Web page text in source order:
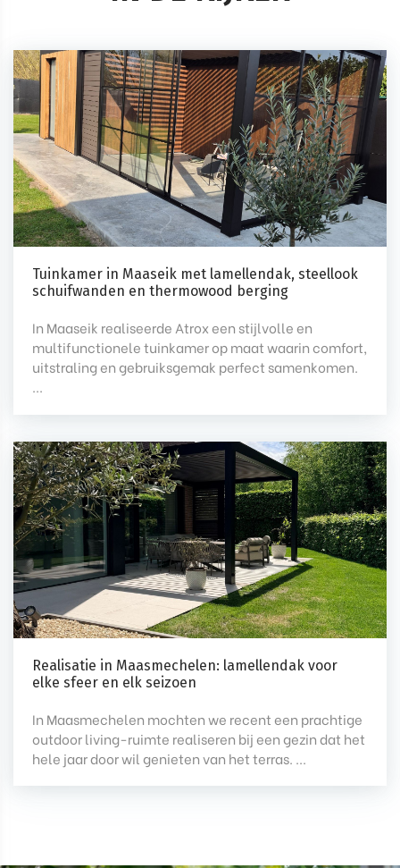
Tuinkamer in Maaseik met lamellendak, steellook
schuifwanden en thermowood berging
In Maaseik realiseerde Atrox een stijlvolle en
multifunctionele tuinkamer op maat waarin comfort,
uitstraling en gebruiksgemak perfect samenkomen.
...
Realisatie in Maasmechelen: lamellendak voor
elke sfeer en elk seizoen
In Maasmechelen mochten we recent een prachtige
outdoor living-ruimte realiseren bij een gezin dat het
hele jaar door wil genieten van het terras. ...